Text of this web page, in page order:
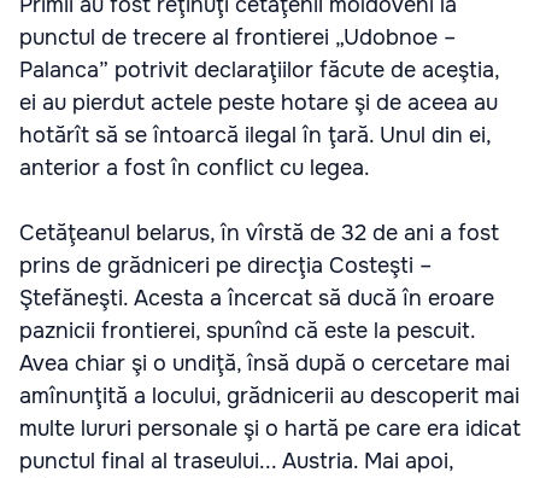
punctul de trecere al frontierei „Udobnoe –
Palanca” potrivit declaraţiilor făcute de aceştia,
ei au pierdut actele peste hotare şi de aceea au
hotărît să se întoarcă ilegal în ţară. Unul din ei,
anterior a fost în conflict cu legea.
Cetăţeanul belarus, în vîrstă de 32 de ani a fost
prins de grădniceri pe direcţia Costeşti –
Ştefăneşti. Acesta a încercat să ducă în eroare
paznicii frontierei, spunînd că este la pescuit.
Avea chiar şi o undiţă, însă după o cercetare mai
amînunţită a locului, grădnicerii au descoperit mai
multe lururi personale şi o hartă pe care era idicat
punctul final al traseului... Austria. Mai apoi,